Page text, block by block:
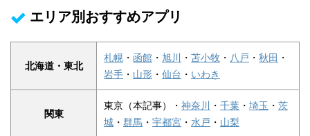
エリア別おすすめアプリ
北海道・東北
札幌 ・ 函館 ・ 旭川 ・ 苫小牧 ・ 八戸 ・ 秋田 ・
岩手 ・ 山形 ・ 仙台 ・ いわき
関東
東京（本記事）・ 神奈川 ・ 千葉 ・ 埼玉 ・ 茨
城 ・ 群馬 ・ 宇都宮 ・ 水戸 ・ 山梨